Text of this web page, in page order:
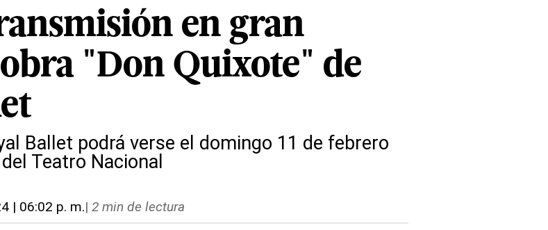
en gran
"Don Quixote" de
Ballet podrá verse el domingo 11 de febrero
Teatro Nacional
| 06:02 p. m.| 2 min de lectura